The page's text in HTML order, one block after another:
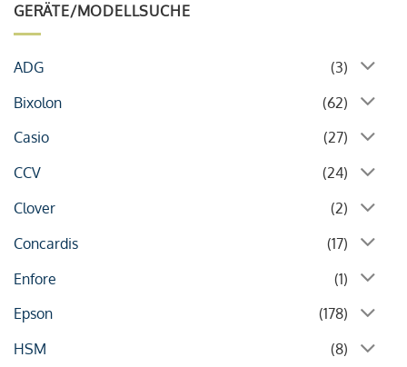
GERÄTE/MODELLSUCHE
ADG
(3)
Bixolon
(62)
Casio
(27)
CCV
(24)
Clover
(2)
Concardis
(17)
Enfore
(1)
Epson
(178)
HSM
(8)